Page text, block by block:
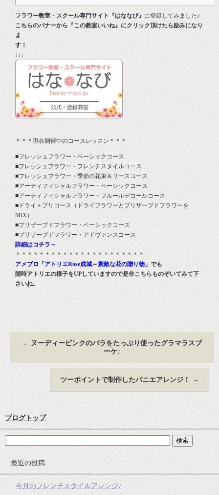
フラワー教室・スクール専門サイト『はななび』 に登録してみました♪
こちらのバナーから『この教室いいね』にクリック頂けたら励みになり
ま
す
↓↓↓
＊＊＊現在開催中のコースレッスン＊＊＊
■フレッシュフラワー・ベーシックコース
■フレッシュフラワー・フレンチスタイルコース
■フレッシュフラワー・季節の花束＆リースコース
■アーティフィシャルフラワー・ベーシックコース
■アーティフィシャルフラワー・フルールデコールコース
■ドライ＋プリコース（ドライフラワーとプリザーブドフラワーを
MIX）
■プリザーブドフラワー・ベーシックコース
■プリザーブドフラワー・アドヴァンスコース
詳細はコチラ～
＊＊＊＊＊＊＊＊＊＊＊＊＊＊＊＊＊＊＊＊＊＊
アメブロ「アトリエRose成城～素敵な花の贈り物」でも
随時アトリエの様子をUPしていますので是非こちらものぞいてみて下
さいね。
← ヌーディーピンクのバラをたっぷり使ったグラマラスブ
ーケ♪
ツーポイントで制作したパニエアレンジ！ →
ブログトップ
最近の投稿
今月のフレンチスタイルアレンジ♪